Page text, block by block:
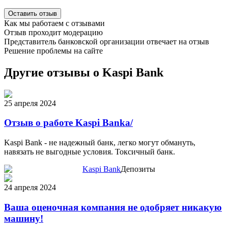
Оставить отзыв
Как мы работаем с отзывами
Отзыв проходит модерацию
Представитель банковской организации отвечает на отзыв
Решение проблемы на сайте
Другие отзывы о Kaspi Bank
25 апреля 2024
Отзыв о работе Kaspi Banka/
Kaspi Bank - не надежный банк, легко могут обмануть,
навязать не выгодные условия. Токсичный банк.
Kaspi BankДепозиты
24 апреля 2024
Ваша оценочная компания не одобряет никакую
машину!